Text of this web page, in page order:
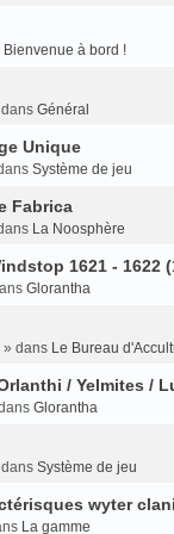
Bienvenue à bord !
Général
Unique
Système de jeu
Fabrica
La Noosphère
1621 - 1622
Glorantha
» dans Le Bureau
/ Yelmites /
Glorantha
Système de jeu
wyter
La gamme